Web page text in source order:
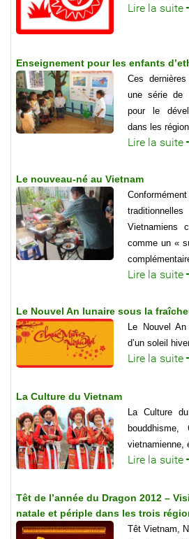
Lire la suite
Enseignement pour les enfants
Ces
une série de
pour le
dans les
Lire la suite
Le nouveau-né au Vietnam
Vietnamiens
comme un «
Lire la suite
Le Nouvel An lunaire sous la
Le Nouvel
d’un soleil
Lire la suite
La Culture du Vietnam
La Culture
bouddhisme,
vietnamienne,
Lire la suite
Têt de l’année du Dragon 2012 –
natale et périple dans les trois
Têt Vietnam,